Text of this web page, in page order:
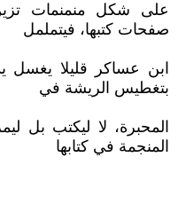
على شكل منمنمات
صفحات كتبها، فيتململ
ابن عساكر قليلا يغسل
بتغطيس الريشة في
المحبرة، لا ليكتب بل
المنجمة في كتابها